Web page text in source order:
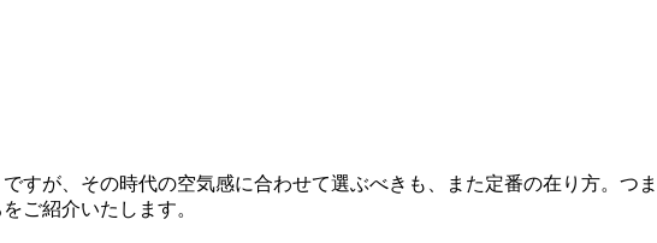
すが、その時代の空気感に合わせて選ぶべきも、また定番の在り方。つ
ご紹介いたします。